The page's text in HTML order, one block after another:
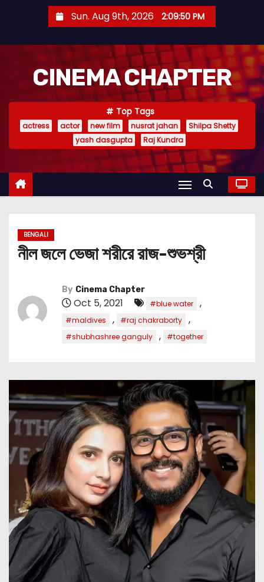
e
Sun. Aug 9th, 2026 2:09:52 PM
CINEMA CHAPTER
Top Tags
actress actor new film nusrat jahan
Shilpa Shetty
yash dasgupta
Raj Kundra
BENGALI
নীল জলে ভেজা শরীরে রাজ-শুভশ্রী
By Cinema Chapter
Oct 5, 2021 #blue water ,
#maldives , #raj chakraborty ,
#shubhashree ganguly , #together